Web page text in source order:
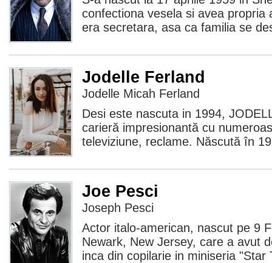
confectiona vesela si avea propria
era secretara, asa ca familia se
Jodelle Ferland
Jodelle Micah Ferland
Desi este nascuta in 1994,
carieră impresionantă cu
televiziune, reclame. Născută în
Joe Pesci
Joseph Pesci
Actor italo-american, nascut pe 9
Newark, New Jersey, care a avut
inca din copilarie in miniseria "Star